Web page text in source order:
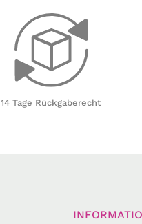
14 Tage Rückgaberecht